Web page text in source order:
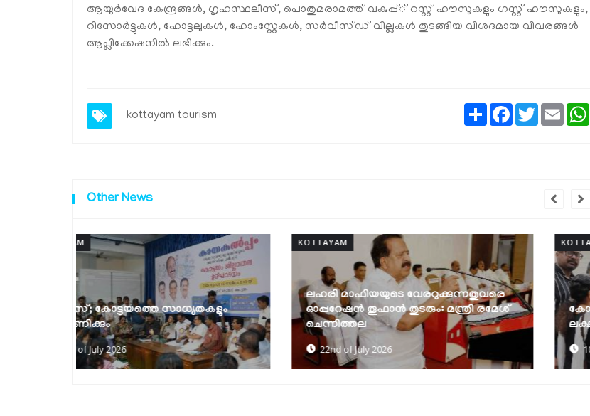
ആയുർവേദ കേന്ദ്രങ്ങൾ, ഗൃഹസ്ഥലീസ്, പൊതുമരാമത്ത് വകുപ്പ്് റസ്റ്റ് ഹൗസുകളും ഗസ്റ്റ് ഹൗസുകളും,
റിസോർട്ടുകൾ, ഹോട്ടലുകൾ, ഹോംസ്റ്റേകൾ, സർവീസ്ഡ് വില്ലകൾ തുടങ്ങിയ വിശദമായ വിവരങ്ങൾ
ആപ്ലിക്കേഷനിൽ ലഭിക്കും.
kottayam tourism
ShareFacebook
TwitterEmail
Other News
KOTTAYAM
ലഹരി മാഫിയയുടെ വേരറുക്കുന്നതുവരെ
ഓപ്പറേഷൻ തൂഫാൻ തുടരും: മന്ത്രി രമേശ്
ചെന്നിത്തല
22nd of July 2026
KOTTAYAM
കോട്ടയം മെഡിക്കല്‍ കോളജിന് 94.17
ലക്ഷം രൂപ അനുവദിച്ചു
10th of July 2026